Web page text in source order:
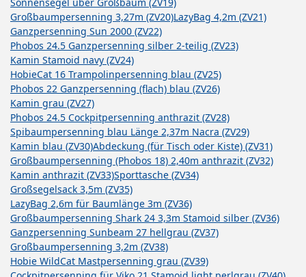
Großbaumpersenning 3,27m (ZV20)LazyBag 4,2m (ZV21)
Ganzpersenning Sun 2000 (ZV22)
Phobos 24.5 Ganzpersenning silber 2-teilig (ZV23)
Kamin Stamoid navy (ZV24)
HobieCat 16 Trampolinpersenning blau (ZV25)
Phobos 22 Ganzpersenning (flach) blau (ZV26)
Kamin grau (ZV27)
Phobos 24.5 Cockpitpersenning anthrazit (ZV28)
Spibaumpersenning blau Länge 2,37m Nacra (ZV29)
Kamin blau (ZV30)Abdeckung (für Tisch oder Kiste) (ZV31)
Großbaumpersenning (Phobos 18) 2,40m anthrazit (ZV32)
Kamin anthrazit (ZV33)Sporttasche (ZV34)
Großsegelsack 3,5m (ZV35)
LazyBag 2,6m für Baumlänge 3m (ZV36)
Großbaumpersenning Shark 24 3,3m Stamoid silber (ZV36)
Ganzpersenning Sunbeam 27 hellgrau (ZV37)
Großbaumpersenning 3,2m (ZV38)
Hobie WildCat Mastpersenning grau (ZV39)